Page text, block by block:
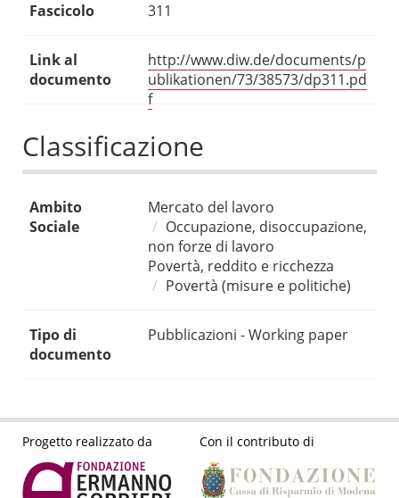
Fascicolo 311
Link al
documento
http://www.diw.de/documents/p
ublikationen/73/38573/dp311.pd
f
Classificazione
Ambito
Sociale
Mercato del lavoro
Occupazione, disoccupazione,
non forze di lavoro
Povertà, reddito e ricchezza
Povertà (misure e politiche)
Tipo di
documento
Pubblicazioni - Working paper
Progetto realizzato da Con il contributo di